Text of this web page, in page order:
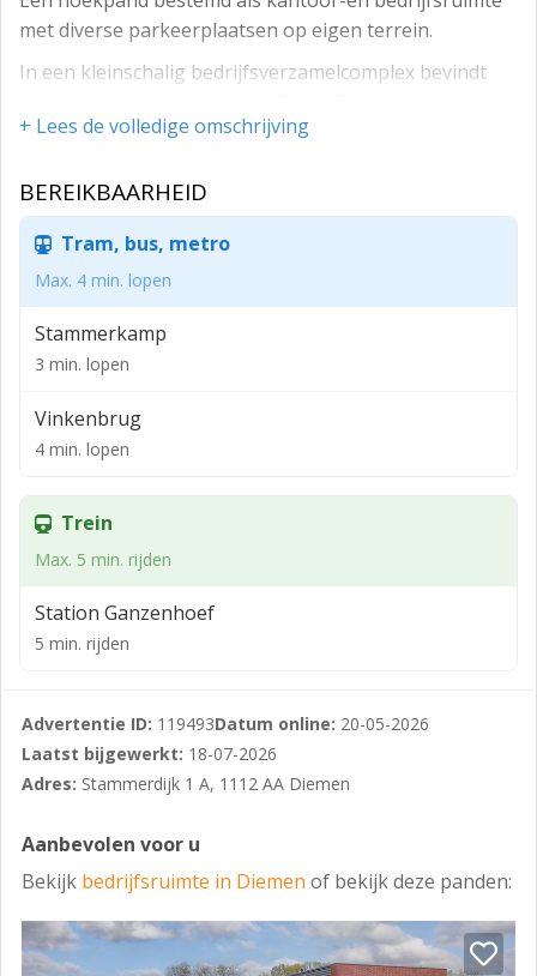
met diverse parkeerplaatsen op eigen terrein.
In een kleinschalig bedrijfsverzamelcomplex bevindt
Het betreft een unit van circa 386 m² verdeeld over
Vrij parkeren op gemeenschappelijk terrein.
Stammerdijk 1 is gelegen op een strategische locatie
aan de rand van Diemen, tussen Amsterdam en
De bereikbaarheid is uitstekend. Via de nabijgelegen
Amsterdam-Centrum, de Zuidas en Almere snel
bereikbaar.
bevinden zich op korte afstand, waardoor de locatie
goed ontsloten is met zowel auto als openbaar
Indeling:
Door de hoekligging heeft het pand voldoende licht.
Daarbij is het kantoor verdeeld over diverse (vergader)
kamers per laag.
BESTEMMING
Volgens het vigerende bestemmingsplan
geschikt om te worden gebruikt ten behoeve van:
+ Lees de volledige omschrijving
BEREIKBAARHEID
Tram, bus, metro
Max. 4 min. lopen
Stammerkamp
3 min. lopen
Vinkenbrug
4 min. lopen
Trein
Max. 5 min. rijden
Station Ganzenhoef
5 min. rijden
Advertentie ID: 119493Datum online: 20-05-2026
Laatst bijgewerkt: 18-07-2026
Adres: Stammerdijk 1 A, 1112 AA Diemen
Aanbevolen voor u
Bekijk bedrijfsruimte in Diemen of bekijk deze panden: